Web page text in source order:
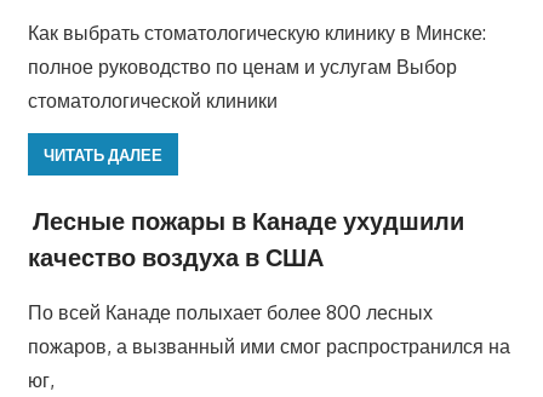
Как выбрать стоматологическую клинику в Минске:
полное руководство по ценам и услугам Выбор
стоматологической клиники
ЧИТАТЬ ДАЛЕЕ
Лесные пожары в Канаде ухудшили
качество воздуха в США
По всей Канаде полыхает более 800 лесных
пожаров, а вызванный ими смог распространился на
юг,